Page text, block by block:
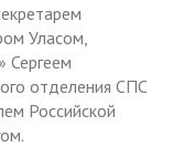
Уласом,
Сергеем
отделения СПС
Российской